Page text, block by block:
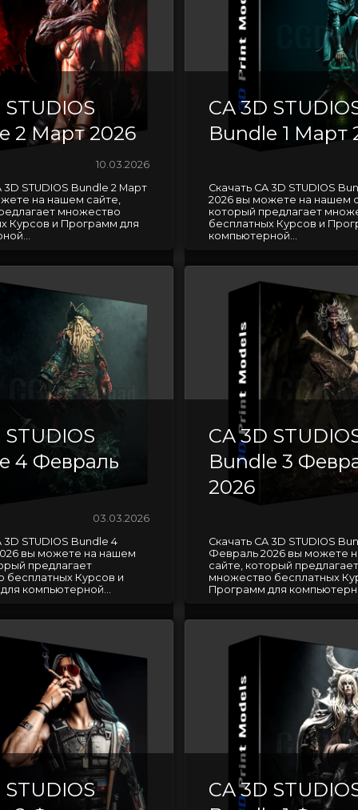
STUDIOS
2 Март 2026
10.03.2026
3D STUDIOS Bundle 2 Март
на нашем сайте,
множество
Курсов и Программ для
CA 3D
Bundle 1 Март
Скачать CA 3D STUDIOS
2026 вы можете на нашем
который предлагает
бесплатных Курсов и
компьютерной...
STUDIOS
4 Февраль
03.03.2026
3D STUDIOS Bundle 4
вы можете на нашем
предлагает
бесплатных Курсов и
компьютерной...
CA 3D
Bundle 3
2026
Скачать CA 3D STUDIOS
Февраль 2026 вы можете
сайте, который предлагает
множество бесплатных
Программ для
STUDIOS
CA 3D